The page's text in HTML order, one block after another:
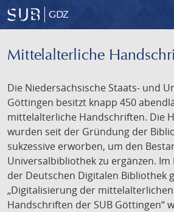
GDZ
Mittelalterliche
Die Niedersächsische Staats- und
Göttingen besitzt knapp 450
mittelalterliche Handschriften. Die
wurden seit der Gründung der
sukzessive erworben, um den
Universalbibliothek zu ergänzen. Im
der Deutschen Digitalen Bibliothek
„Digitalisierung der
Handschriften der SUB Göttingen“